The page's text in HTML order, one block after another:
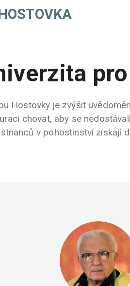
Hostovky je zvýšit
chovat, aby se
v pohostinství získají